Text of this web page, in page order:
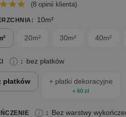
(8 opinii klienta)
: 10m²
20m² 30m² 40m²
: bez płatków
dekoracyjne nadają posadzce
płatków + płatki dekoracyjne
+ 60 zł
: Bez warstwy